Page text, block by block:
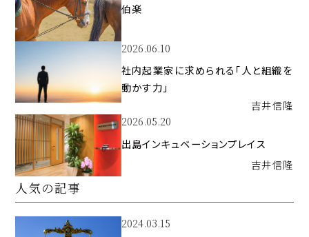
伯楽
2026.06.10
社内起業家に求められる「人と組織を
動かす力」
吉井信隆
2026.05.20
出島インキュベーションプレイス
吉井信隆
人気の記事
2024.03.15